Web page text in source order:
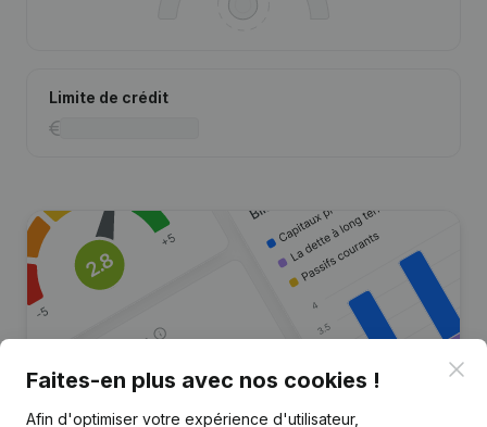
Limite de crédit
Faites-en plus avec nos cookies !
Afin d'optimiser votre expérience d'utilisateur,